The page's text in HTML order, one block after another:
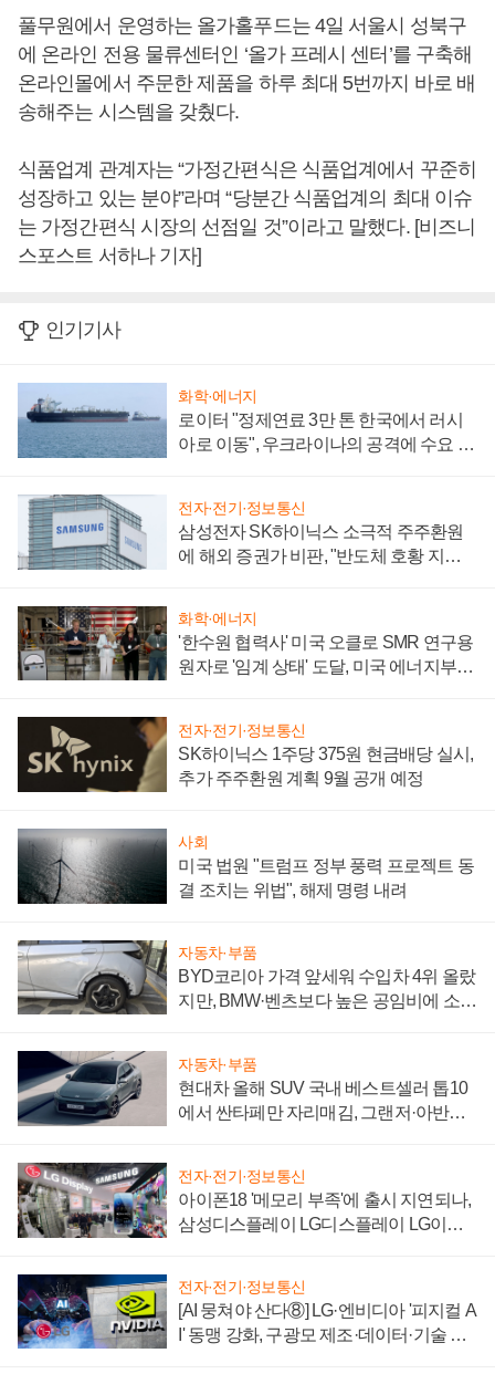
풀무원에서 운영하는 올가홀푸드는 4일 서울시 성북구
에 온라인 전용 물류센터인 ‘올가 프레시 센터’를 구축해
온라인몰에서 주문한 제품을 하루 최대 5번까지 바로 배
송해주는 시스템을 갖췄다.
식품업계 관계자는 “가정간편식은 식품업계에서 꾸준히
성장하고 있는 분야”라며 “당분간 식품업계의 최대 이슈
는 가정간편식 시장의 선점일 것”이라고 말했다. [비즈니
스포스트 서하나 기자]
인기기사
화학·에너지
로이터 "정제연료 3만 톤 한국에서 러시
아로 이동", 우크라이나의 공격에 수요 늘
전자·전기·정보통신
삼성전자 SK하이닉스 소극적 주주환원
에 해외 증권가 비판, "반도체 호황 지속
화학·에너지
'한수원 협력사' 미국 오클로 SMR 연구용
원자로 '임계 상태' 도달, 미국 에너지부
전자·전기·정보통신
SK하이닉스 1주당 375원 현금배당 실시,
추가 주주환원 계획 9월 공개 예정
사회
미국 법원 "트럼프 정부 풍력 프로젝트 동
결 조치는 위법", 해제 명령 내려
자동차·부품
BYD코리아 가격 앞세워 수입차 4위 올랐
지만, BMW·벤츠보다 높은 공임비에 소비
자동차·부품
현대차 올해 SUV 국내 베스트셀러 톱10
에서 싼타페만 자리매김, 그랜저·아반떼
전자·전기·정보통신
아이폰18 '메모리 부족'에 출시 지연되나,
삼성디스플레이 LG디스플레이 LG이노
전자·전기·정보통신
[AI 뭉쳐야 산다⑧] LG·엔비디아 '피지컬 A
I' 동맹 강화, 구광모 제조·데이터·기술 결